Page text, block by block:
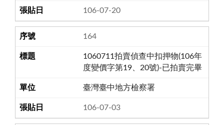
106-07-20
164
1060711拍賣偵查中扣押物(106年
度變價字第19、20號)-已拍賣完畢
臺灣臺中地方檢察署
106-07-03